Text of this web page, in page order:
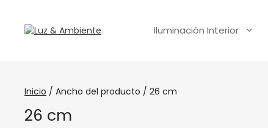
Iluminación Interior
Inicio / Ancho del producto / 26 cm
26 cm